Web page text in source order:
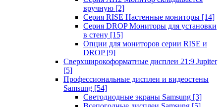
вручную [2]
Серия RISE Настенные мониторы [14]
Серия DROP Мониторы для установки
в стену [15]
Опции для мониторов серии RISE и
DROP [9]
Сверхширокоформатные дисплеи 21:9 Jupiter
[5]
Профессиональные дисплеи и видеостены
Samsung [54]
Светодиодные экраны Samsung [3]